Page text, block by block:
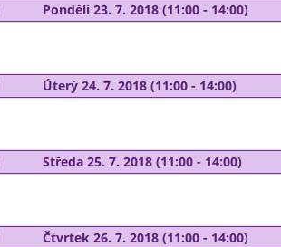
Pondělí 23. 7. 2018 (11:00 - 14:00)
Úterý 24. 7. 2018 (11:00 - 14:00)
Středa 25. 7. 2018 (11:00 - 14:00)
Čtvrtek 26. 7. 2018 (11:00 - 14:00)